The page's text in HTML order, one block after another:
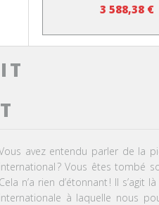
3 588,38 €
avez entendu parler de la
international ? Vous êtes tombé
Cela n’a rien d’étonnant ! Il s’agit
internationale à laquelle nous